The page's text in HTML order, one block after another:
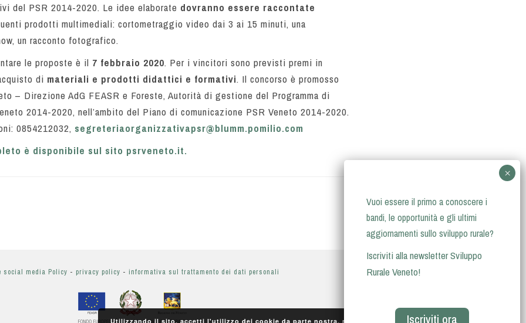
del PSR 2014-2020. Le idee elaborate dovranno essere raccontate
prodotti multimediali: cortometraggio video dai 3 ai 15 minuti, una
un racconto fotografico.
le proposte è il 7 febbraio 2020. Per i vincitori sono previsti premi in
di materiali e prodotti didattici e formativi. Il concorso è promosso
– Direzione AdG FEASR e Foreste, Autorità di gestione del Programma di
2014-2020, nell’ambito del Piano di comunicazione PSR Veneto 2014-2020.
0854212032, segreteriaorganizzativapsr@blumm.pomilio.com
è disponibile sul sito psrveneto.it.
social media Policy - privacy policy - informativa sul trattamento dei dati personali
Vuoi essere il primo a conoscere i
bandi, le opportunità e gli ultimi
aggiornamenti sullo sviluppo rurale?
Iscriviti alla newsletter Sviluppo
Rurale Veneto!
Iscriviti ora
Utilizzando il sito, accetti l'utilizzo dei cookie da parte nostra. maggiori informazioni Accetto